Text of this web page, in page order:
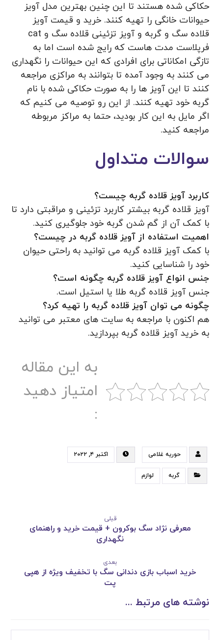
حکاکی شده هستند تا این چنین بهترین مدل آویز
حیوانات خانگی را تهیه کنند. خرید و قیمت آویز
قلاده سگ و گربه و آویز تزئینی قلاده سگ و cat
فرپلاست مدت هاست که رایج شده است اما به
تازگی امکاناتی برای افرادی که این حیوانات را نگهداری
می کنند به وجود آمده تا بتوانند به مراکزی مراجعه
کنند تا این آویز ها را به صورت حکاکی شده با نام
گربه خود تهیه کنند. از این رو توصیه می‌ کنیم که
اگر مایل به این کار بودید، حتما به مراکز مربوطه
مراجعه کنید.
سوالات متداول
کاربرد آویز قلاده گربه چیست؟
آویز قلاده گربه بیشتر کاربرد تزئینی و مراقبتی دارد تا
با کمک آن از گم شدن گربه خود جلوگیری ‌کنید.
اهمیت استفاده از آویز قلاده گربه در چیست؟
با کمک آویز قلاده گربه می توانید به راحتی حیوان
خود را شناسایی کنید.
جنس انواع آویز قلاده گربه چگونه است؟
جنس آویز قلاده گربه طلا یا استیل است.
چگونه می توان آویز قلاده گربه را تهیه کرد؟
هم اکنون با مراجعه به سایت های معتبر می توانید
به خرید آویز قلاده گربه بپردازید.
به این مقاله
امتیاز دهید
:
حوریه غلامی اکتبر ۴, ۲۰۲۲
گربه لوازم
قبلی
معرفی نژاد سگ بوکرون + قیمت خرید و راهنمای
نگهداری
بعدی
خرید اسباب بازی دندانی سگ با تخفیف ویژه از هپی
پت
نوشته های مرتبط ...